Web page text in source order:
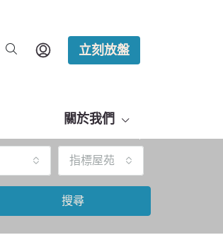
立刻放盤
關於我們
指標屋苑
搜尋